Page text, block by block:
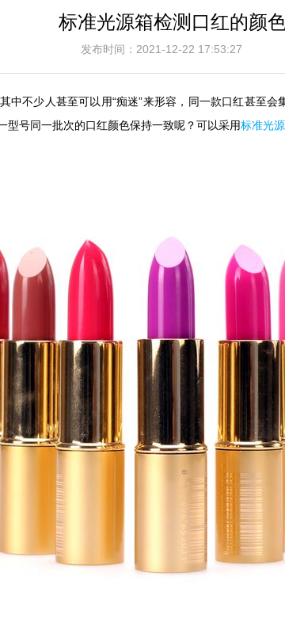
标准光源箱检测口红的颜
发布时间：2021-12-22 17:53:27
中不少人甚至可以用“痴迷”来形容，同一款口红甚至
型号同一批次的口红颜色保持一致呢？可以采用标准光